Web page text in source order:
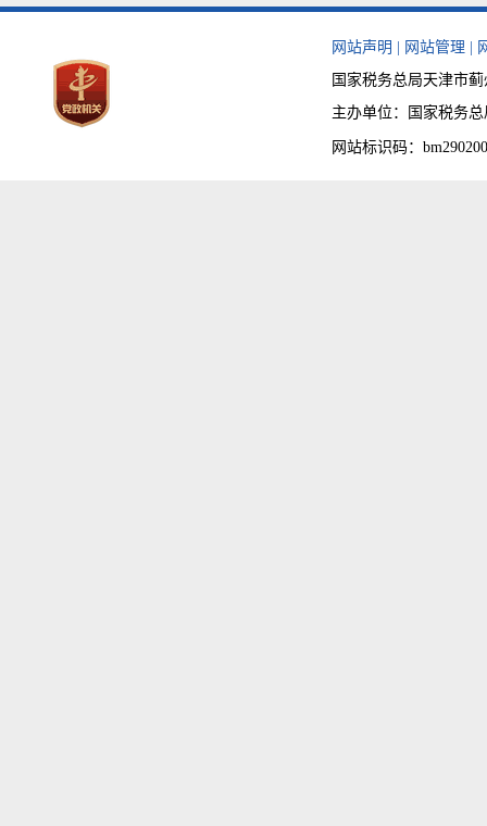
网站声明 网站管理
国家税务总局天津市
主办单位：国家税务总
网站标识码：